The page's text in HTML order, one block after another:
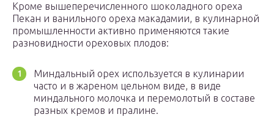
Кроме вышеперечисленного шоколадного ореха
Пекан и ванильного ореха макадамии, в кулинарной
промышленности активно применяются такие
разновидности ореховых плодов:
Миндальный орех используется в кулинарии
часто и в жареном цельном виде, в виде
миндального молочка и перемолотый в составе
разных кремов и пралине.